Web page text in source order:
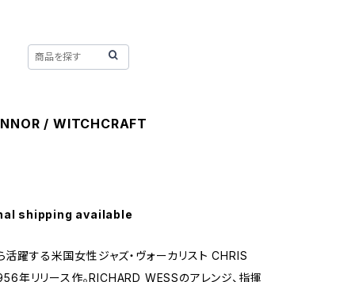
/ WITCHCRAFT
shipping available
躍する米国女性ジャズ・ヴォーカリスト CHRIS
年リリース作。RICHARD WESSのアレンジ、指揮